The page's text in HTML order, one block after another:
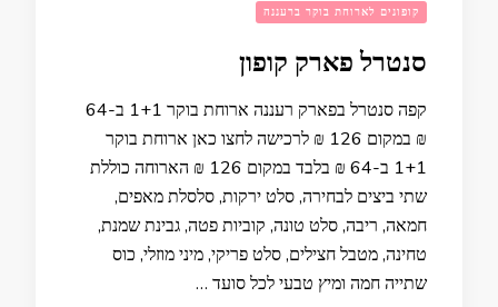
קופונים לארוחת בוקר ברעננה
סנטרל פארק קופון
קפה סנטרל בפארק רעננה ארוחת בוקר 1+1 ב-64
₪ במקום 126 ₪ לרכישה לחצו כאן ארוחת בוקר
1+1 ב-64 ₪ בלבד במקום 126 ₪ הארוחה כוללת
שתי ביצים לבחירה, סלט ירקות, סלסלת מאפים,
חמאה, ריבה, סלט טונה, קוביות פטה, גבינת שמנת,
טחינה, מטבל חצילים, סלט פריקי, מיני מוזלי, כוס
שתייה חמה ומיץ טבעי לכל סועד …